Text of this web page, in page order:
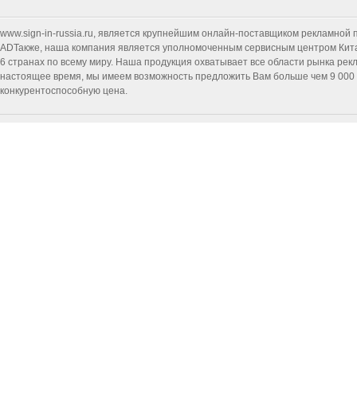
www.sign-in-russia.ru, является крупнейшим онлайн-поставщиком рекламной
ADТакже, наша компания является уполномоченным сервисным центром
6 странах по всему миру. Наша продукция охватывает все области рынка
настоящее время, мы имеем возможность предложить Вам больше чем 9 000
конкурентоспособную цена.